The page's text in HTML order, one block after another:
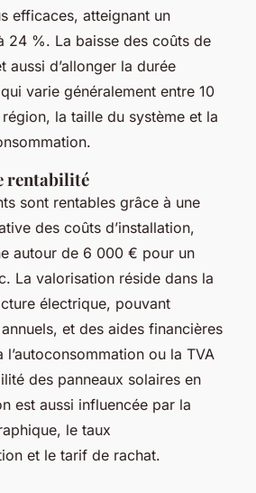
efficaces, atteignant un
24 %. La baisse des coûts de
aussi d’allonger la durée
varie généralement entre 10
la taille du système et la
rentabilité
sont rentables grâce à une
des coûts d’installation,
autour de 6 000 € pour un
La valorisation réside dans la
électrique, pouvant
et des aides financières
ou la TVA
des panneaux solaires en
est aussi influencée par la
le taux
et le tarif de rachat.